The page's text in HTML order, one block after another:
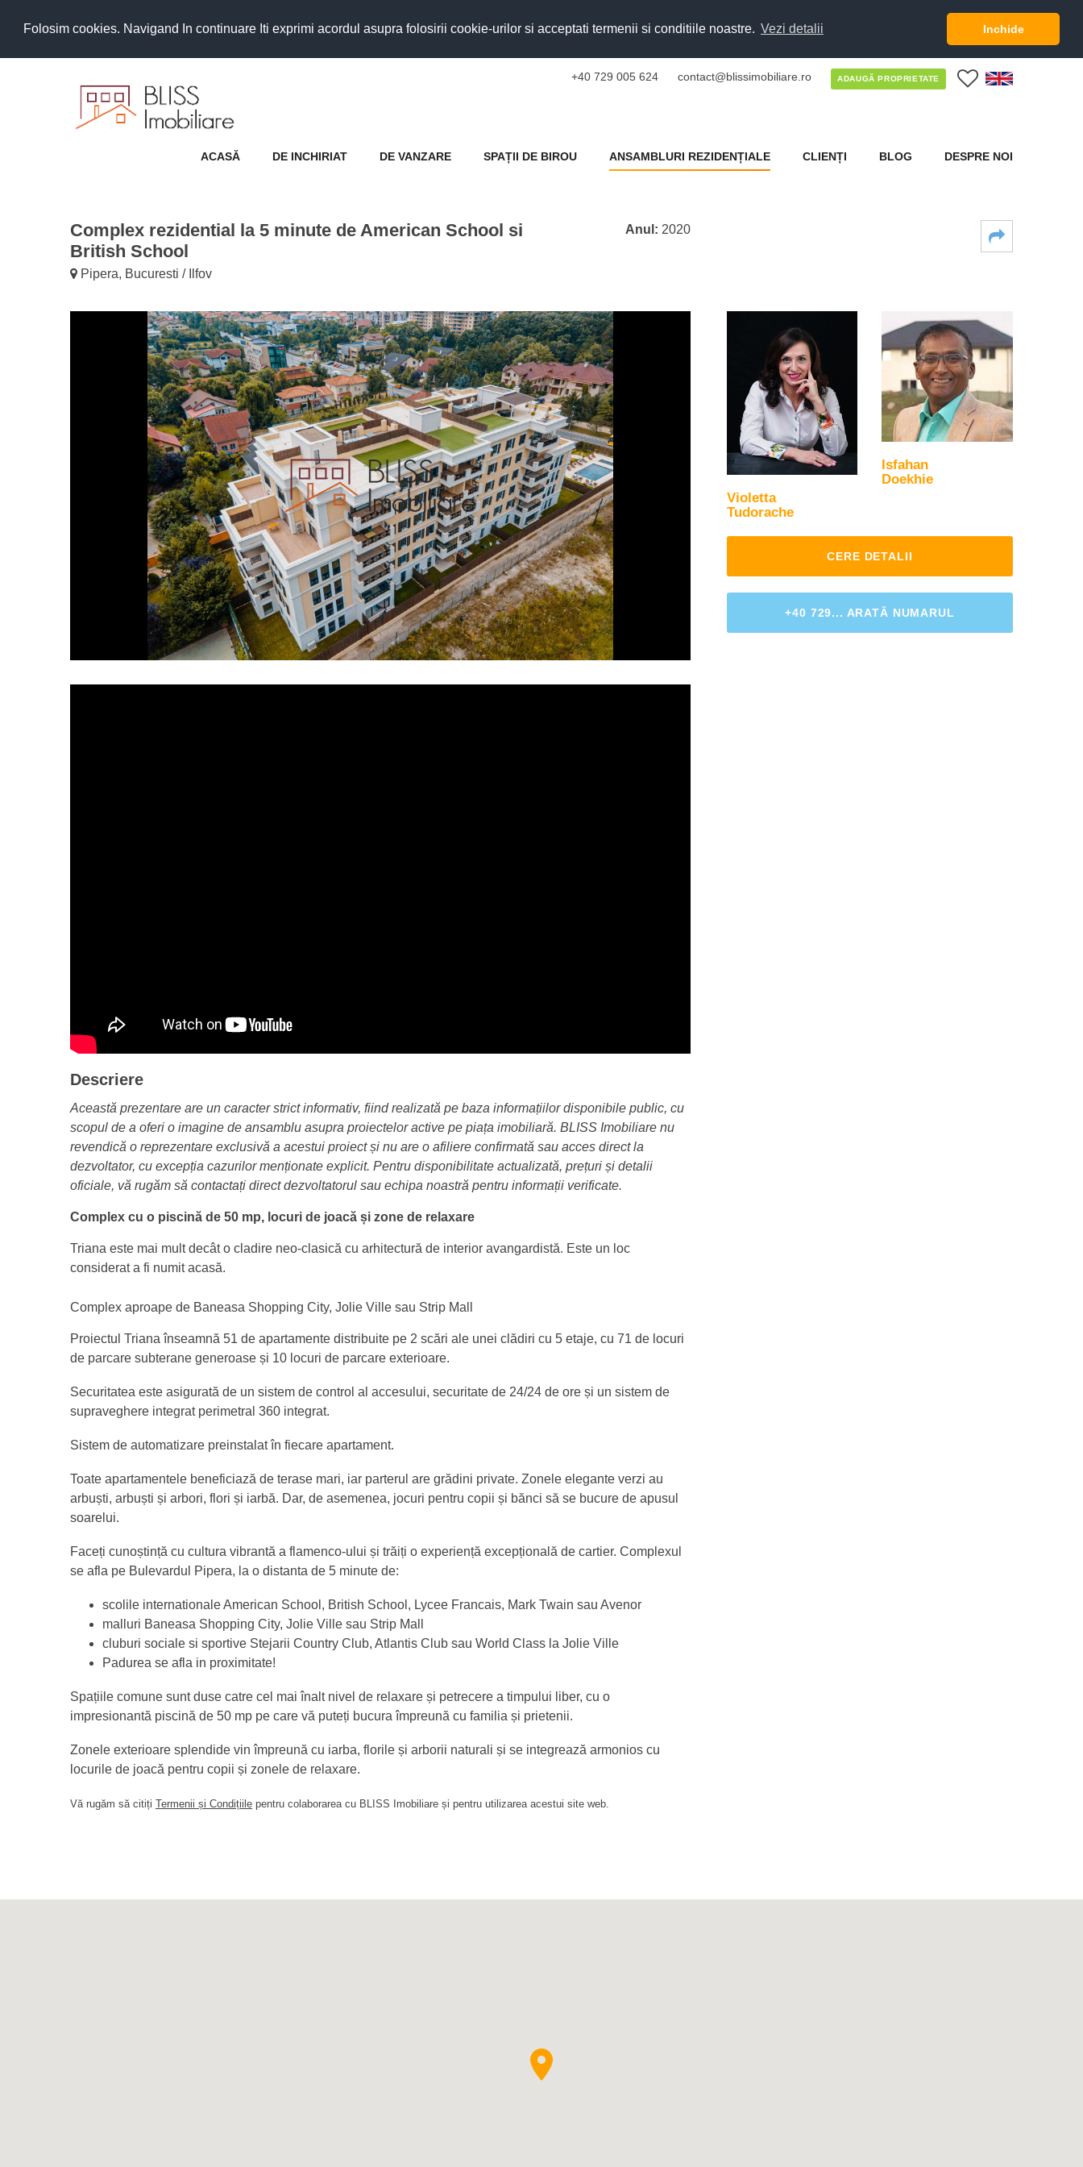
Folosim cookies. Navigand In continuare Iti exprimi acordul asupra folosirii cookie-urilor si acceptati termenii si conditiile noastre. Vezi detalii Inchide
+40 729 005 624 contact@blissimobiliare.ro ADAUGĂ PROPRIETATE
ACASĂ DE INCHIRIAT DE VANZARE SPAȚII DE BIROU ANSAMBLURI REZIDENȚIALE CLIENȚI BLOG DESPRE NOI
Complex rezidential la 5 minute de American School si
British School
Pipera, Bucuresti / Ilfov
Anul: 2020
Descriere
Această prezentare are un caracter strict informativ, fiind realizată pe baza informațiilor disponibile public, cu
scopul de a oferi o imagine de ansamblu asupra proiectelor active pe piața imobiliară. BLISS Imobiliare nu
revendică o reprezentare exclusivă a acestui proiect și nu are o afiliere confirmată sau acces direct la
dezvoltator, cu excepția cazurilor menționate explicit. Pentru disponibilitate actualizată, prețuri și detalii
oficiale, vă rugăm să contactați direct dezvoltatorul sau echipa noastră pentru informații verificate.
Complex cu o piscină de 50 mp, locuri de joacă și zone de relaxare
Triana este mai mult decât o cladire neo-clasică cu arhitectură de interior avangardistă. Este un loc
considerat a fi numit acasă.
Complex aproape de Baneasa Shopping City, Jolie Ville sau Strip Mall
Proiectul Triana înseamnă 51 de apartamente distribuite pe 2 scări ale unei clădiri cu 5 etaje, cu 71 de locuri
de parcare subterane generoase și 10 locuri de parcare exterioare.
Securitatea este asigurată de un sistem de control al accesului, securitate de 24/24 de ore și un sistem de
supraveghere integrat perimetral 360 integrat.
Sistem de automatizare preinstalat în fiecare apartament.
Toate apartamentele beneficiază de terase mari, iar parterul are grădini private. Zonele elegante verzi au
arbuști, arbuști și arbori, flori și iarbă. Dar, de asemenea, jocuri pentru copii și bănci să se bucure de apusul
soarelui.
Faceți cunoștință cu cultura vibrantă a flamenco-ului și trăiți o experiență excepțională de cartier. Complexul
se afla pe Bulevardul Pipera, la o distanta de 5 minute de:
scolile internationale American School, British School, Lycee Francais, Mark Twain sau Avenor
malluri Baneasa Shopping City, Jolie Ville sau Strip Mall
cluburi sociale si sportive Stejarii Country Club, Atlantis Club sau World Class la Jolie Ville
Padurea se afla in proximitate!
Spațiile comune sunt duse catre cel mai înalt nivel de relaxare și petrecere a timpului liber, cu o
impresionantă piscină de 50 mp pe care vă puteți bucura împreună cu familia și prietenii.
Zonele exterioare splendide vin împreună cu iarba, florile și arborii naturali și se integrează armonios cu
locurile de joacă pentru copii și zonele de relaxare.
Vă rugăm să citiți Termenii și Condițiile pentru colaborarea cu BLISS Imobiliare și pentru utilizarea acestui site web.
Violetta
Tudorache
Isfahan
Doekhie
CERE DETALII
+40 729... ARATĂ NUMARUL